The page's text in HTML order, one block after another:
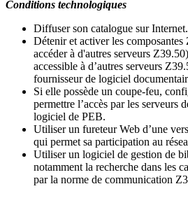
Conditions technologiques
Diffuser son catalogue sur Internet.
Détenir et activer les
accéder à d'autres serveurs
accessible à d’autres serveurs
fournisseur de logiciel
Si elle possède un coupe-feu,
permettre l’accès par les serveurs
logiciel de PEB.
Utiliser un fureteur Web d’une
qui permet sa participation au
Utiliser un logiciel de gestion de
notamment la recherche dans les
par la norme de communication